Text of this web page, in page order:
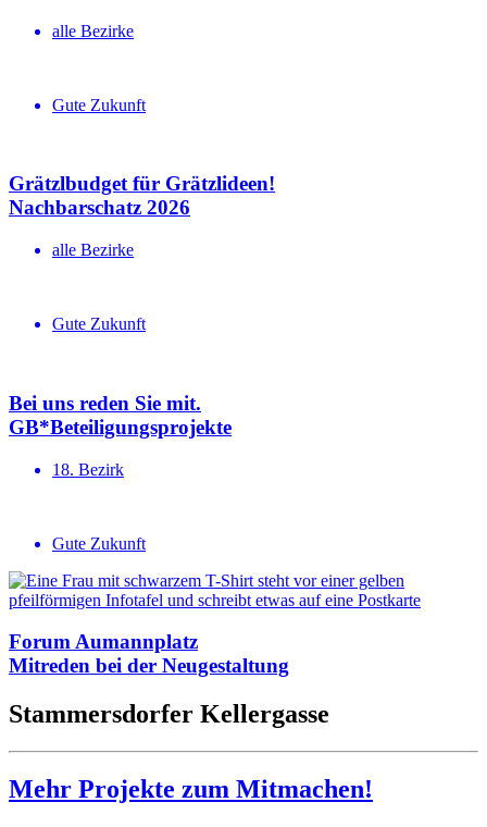
alle Bezirke
Gute Zukunft
Grätzlbudget für Grätzlideen!
Nachbar­schatz 2026
alle Bezirke
Gute Zukunft
Bei uns reden Sie mit.
GB*Betei­li­gungs­projekte
18. Bezirk
Gute Zukunft
Forum Aumannplatz
Mitreden bei der Neugestaltung
Stammersdorfer Kellergasse
Mehr Projekte zum Mitmachen!